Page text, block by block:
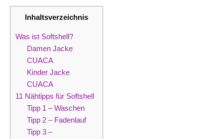
Inhaltsverzeichnis
Was ist Softshell?
Damen Jacke
CUACA
Kinder Jacke
CUACA
11 Nähtipps für Softshell
Tipp 1 – Waschen
Tipp 2 – Fadenlauf
Tipp 3 –